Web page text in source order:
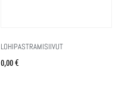
LOHIPASTRAMISIIVUT
0,00€